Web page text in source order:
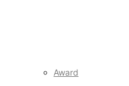
Award